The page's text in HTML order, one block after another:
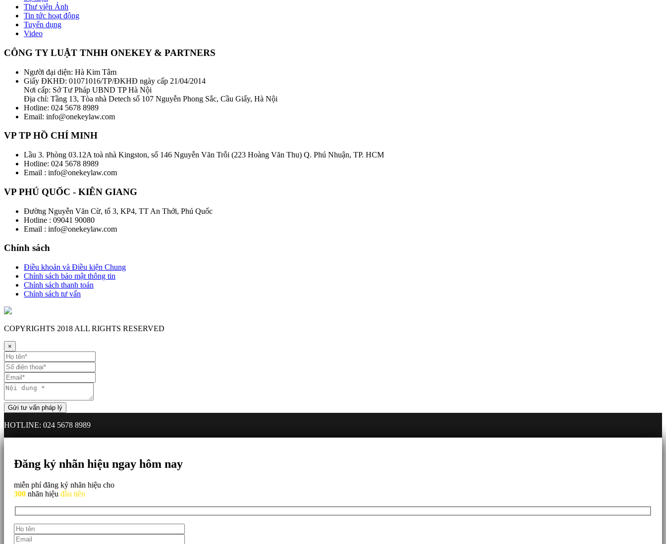
Thư viện Ảnh
Tin tức hoạt động
Tuyển dụng
Video
CÔNG TY LUẬT TNHH ONEKEY & PARTNERS
Người đại diện: Hà Kim Tâm
Giấy ĐKHĐ: 01071016/TP/ĐKHĐ ngày cấp 21/04/2014
Nơi cấp: Sở Tư Pháp UBND TP Hà Nội
Địa chỉ: Tầng 13, Tòa nhà Detech số 107 Nguyễn Phong Sắc, Cầu Giấy, Hà Nội
Hotline: 024 5678 8989
Email: info@onekeylaw.com
VP TP HỒ CHÍ MINH
Lầu 3. Phòng 03.12A toà nhà Kingston, số 146 Nguyễn Văn Trỗi (223 Hoàng Văn Thu) Q. Phú Nhuận, TP. HCM
Hotline: 024 5678 8989
Email : info@onekeylaw.com
VP PHÚ QUỐC - KIÊN GIANG
Đường Nguyễn Văn Cừ, tổ 3, KP4, TT An Thới, Phú Quốc
Hotline : 09041 90080
Email : info@onekeylaw.com
Chính sách
Điều khoản và Điều kiện Chung
Chính sách bảo mật thông tin
Chính sách thanh toán
Chính sách tư vấn
COPYRIGHTS 2018 ALL RIGHTS RESERVED
×
HOTLINE: 024 5678 8989
Đăng ký nhãn hiệu ngay hôm nay
miễn phí đăng ký nhãn hiệu cho
300 nhãn hiệu đầu tiên